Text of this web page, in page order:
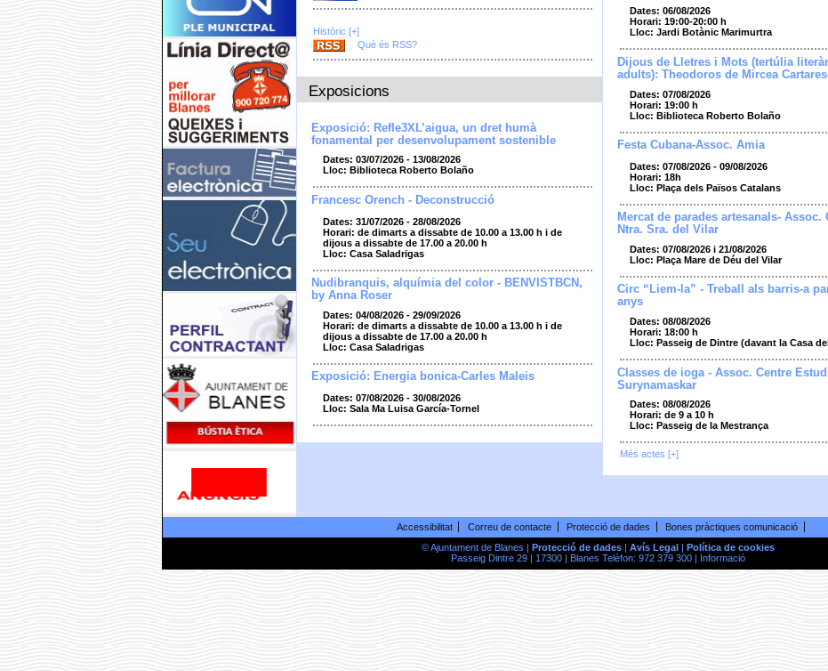
Històric [+]
Què és RSS?
Exposicions
Exposició: Refle3XL’aigua, un dret humà
fonamental per desenvolupament sostenible
Dates: 03/07/2026 - 13/08/2026
Lloc: Biblioteca Roberto Bolaño
Francesc Orench - Deconstrucció
Dates: 31/07/2026 - 28/08/2026
Horari: de dimarts a dissabte de 10.00 a 13.00 h i de
dijous a dissabte de 17.00 a 20.00 h
Lloc: Casa Saladrigas
Nudibranquis, alquímia del color - BENVISTBCN,
by Anna Roser
Dates: 04/08/2026 - 29/09/2026
Horari: de dimarts a dissabte de 10.00 a 13.00 h i de
dijous a dissabte de 17.00 a 20.00 h
Lloc: Casa Saladrigas
Exposició: Energia bonica-Carles Maleis
Dates: 07/08/2026 - 30/08/2026
Lloc: Sala Ma Luisa García-Tornel
Dates: 06/08/2026
Horari: 19:00-20:00 h
Lloc: Jardi Botànic Marimurtra
Dijous de Lletres i Mots (tertúlia
adults): Theodoros de Mircea
Dates: 07/08/2026
Horari: 19:00 h
Lloc: Biblioteca Roberto Bolaño
Festa Cubana-Assoc. Amia
Dates: 07/08/2026 - 09/08/2026
Horari: 18h
Lloc: Plaça dels Països Catalans
Mercat de parades artesanals- Assoc.
Ntra. Sra. del Vilar
Dates: 07/08/2026 i 21/08/2026
Lloc: Plaça Mare de Déu del Vilar
Circ “Liem-la” - Treball als barris-a
anys
Dates: 08/08/2026
Horari: 18:00 h
Lloc: Passeig de Dintre (davant la Casa
Classes de ioga - Assoc. Centre
Surynamaskar
Dates: 08/08/2026
Horari: de 9 a 10 h
Lloc: Passeig de la Mestrança
Més actes [+]
Accessibilitat Correu de contacte Protecció de dades
Bones pràctiques comunicació
© Ajuntament de Blanes |
Protecció de dades| Avís Legal
Política de cookies
Passeig Dintre 29 | 17300 | Blanes Telèfon: 972 379 300 |
Informació